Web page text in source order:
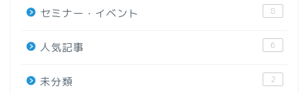
セミナー・イベント 8
人気記事 6
未分類 2